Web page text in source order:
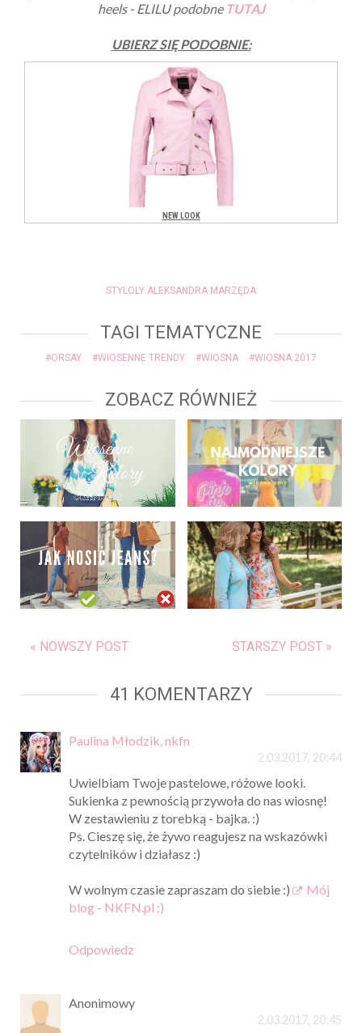
heels - ELILU podobne TUTAJ
UBIERZ SIĘ PODOBNIE:
STYLOLY ALEKSANDRA MARZĘDA
TAGI TEMATYCZNE
#ORSAY #WIOSENNE TRENDY #WIOSNA #WIOSNA 2017
ZOBACZ RÓWNIEŻ
« NOWSZY POST STARSZY POST »
41 KOMENTARZY
Paulina Młodzik, nkfn
2.03.2017, 20:44
Uwielbiam Twoje pastelowe, różowe looki.
Sukienka z pewnością przywoła do nas wiosnę!
W zestawieniu z torebką - bajka. :)
Ps. Cieszę się, że żywo reagujesz na wskazówki
czytelników i działasz :)
W wolnym czasie zapraszam do siebie :)
Mój
blog - NKFN.pl ;)
Odpowiedz
Anonimowy
2.03.2017, 20:45